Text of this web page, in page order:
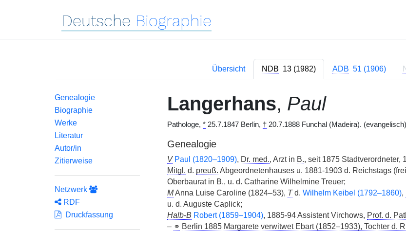
Deutsche Biographie
Übersicht NDB 13 (1982) ADB 51 (1906)
Genealogie
Biographie
Werke
Literatur
Autor/in
Zitierweise
Netzwerk
RDF
Druckfassung
Langerhans, Paul
Pathologe, *25.7.1847 Berlin, †20.7.1888 Funchal (Madeira). (evangelisch)
Genealogie
V Paul (1820–1909), Dr. med., Arzt in B., seit 1875 Stadtverordneter,
Mitgl. d. preuß. Abgeordnetenhauses u. 1881-1903 d. Reichstags
Oberbaurat in B., u. d. Catharine Wilhelmine Treuer;
MAnna Luise Caroline (1824–53), Td. Wilhelm Keibel (1792–1860),
u. d. Auguste Caplick;
Halb-B Robert (1859–1904), 1885-94 Assistent Virchows, Prof. d.
– ⚭ Berlin 1885 Margarete verwitwet Ebart (1852–1933), Tochter d.